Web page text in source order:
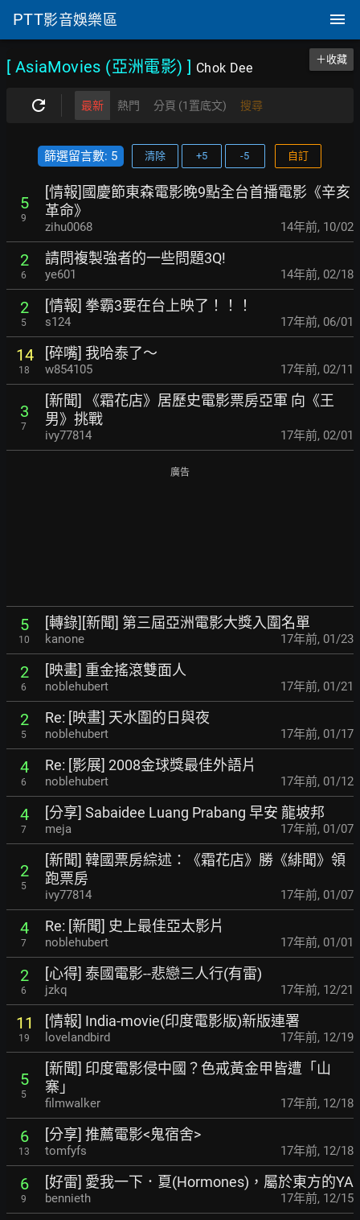
PTT影音娛樂區
[ AsiaMovies (亞洲電影) ] Chok Dee
＋收藏
最新 熱門 分頁 (1置底文) 搜尋
篩選留言數: 5 清除 +5 -5 自訂
5
9
[情報]國慶節東森電影晚9點全台首播電影《辛亥
革命》
zihu0068 14年前, 10/02
2
6
請問複製強者的一些問題3Q!
ye601 14年前, 02/18
2
5
[情報] 拳霸3要在台上映了！！！
s124 17年前, 06/01
14
18
[碎嘴] 我哈泰了～
w854105 17年前, 02/11
3
7
[新聞] 《霜花店》居歷史電影票房亞軍 向《王
男》挑戰
ivy77814 17年前, 02/01
廣告
5
10
[轉錄][新聞] 第三屆亞洲電影大獎入圍名單
kanone 17年前, 01/23
2
6
[映畫] 重金搖滾雙面人
noblehubert 17年前, 01/21
2
5
Re: [映畫] 天水圍的日與夜
noblehubert 17年前, 01/17
4
6
Re: [影展] 2008金球獎最佳外語片
noblehubert 17年前, 01/12
4
7
[分享] Sabaidee Luang Prabang 早安 龍坡邦
meja 17年前, 01/07
2
5
[新聞] 韓國票房綜述：《霜花店》勝《緋聞》領
跑票房
ivy77814 17年前, 01/07
4
7
Re: [新聞] 史上最佳亞太影片
noblehubert 17年前, 01/01
2
6
[心得] 泰國電影--悲戀三人行(有雷)
jzkq 17年前, 12/21
11
19
[情報] India-movie(印度電影版)新版連署
lovelandbird 17年前, 12/19
5
5
[新聞] 印度電影侵中國？色戒黃金甲皆遭「山
寨」
filmwalker 17年前, 12/18
6
13
[分享] 推薦電影<鬼宿舍>
tomfyfs 17年前, 12/18
6
9
[好雷] 愛我一下．夏(Hormones)，屬於東方的YA
bennieth 17年前, 12/15